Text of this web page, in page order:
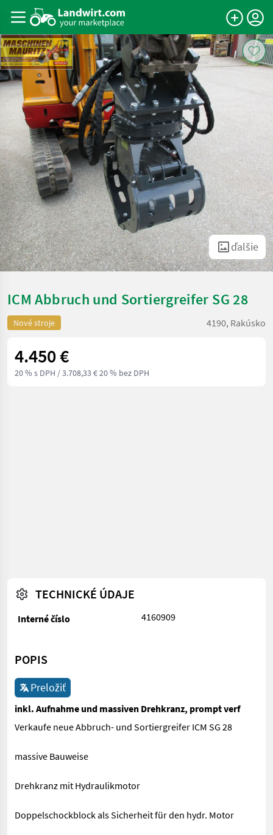
ďalšie
ICM Abbruch und Sortiergreifer SG 28
Nové stroje 4190, Rakúsko
4.450 €
20 % s DPH / 3.708,33 € 20 % bez DPH
TECHNICKÉ ÚDAJE
Interné číslo 4160909
POPIS
Preložiť
inkl. Aufnahme und massiven Drehkranz, prompt verf
Verkaufe neue Abbruch- und Sortiergreifer ICM SG 28
massive Bauweise
Drehkranz mit Hydraulikmotor
Doppelschockblock als Sicherheit für den hydr. Motor